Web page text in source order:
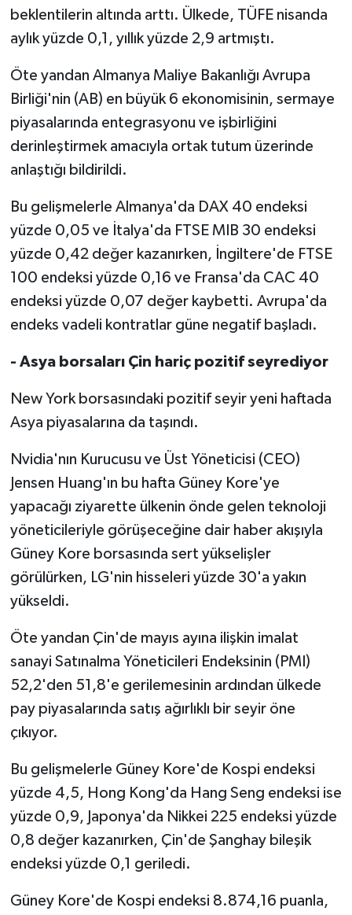
beklentilerin altında arttı. Ülkede, TÜFE nisanda
aylık yüzde 0,1, yıllık yüzde 2,9 artmıştı.
Öte yandan Almanya Maliye Bakanlığı Avrupa
Birliği'nin (AB) en büyük 6 ekonomisinin, sermaye
piyasalarında entegrasyonu ve işbirliğini
derinleştirmek amacıyla ortak tutum üzerinde
anlaştığı bildirildi.
Bu gelişmelerle Almanya'da DAX 40 endeksi
yüzde 0,05 ve İtalya'da FTSE MIB 30 endeksi
yüzde 0,42 değer kazanırken, İngiltere'de FTSE
100 endeksi yüzde 0,16 ve Fransa'da CAC 40
endeksi yüzde 0,07 değer kaybetti. Avrupa'da
endeks vadeli kontratlar güne negatif başladı.
- Asya borsaları Çin hariç pozitif seyrediyor
New York borsasındaki pozitif seyir yeni haftada
Asya piyasalarına da taşındı.
Nvidia'nın Kurucusu ve Üst Yöneticisi (CEO)
Jensen Huang'ın bu hafta Güney Kore'ye
yapacağı ziyarette ülkenin önde gelen teknoloji
yöneticileriyle görüşeceğine dair haber akışıyla
Güney Kore borsasında sert yükselişler
görülürken, LG'nin hisseleri yüzde 30'a yakın
yükseldi.
Öte yandan Çin'de mayıs ayına ilişkin imalat
sanayi Satınalma Yöneticileri Endeksinin (PMI)
52,2'den 51,8'e gerilemesinin ardından ülkede
pay piyasalarında satış ağırlıklı bir seyir öne
çıkıyor.
Bu gelişmelerle Güney Kore'de Kospi endeksi
yüzde 4,5, Hong Kong'da Hang Seng endeksi ise
yüzde 0,9, Japonya'da Nikkei 225 endeksi yüzde
0,8 değer kazanırken, Çin'de Şanghay bileşik
endeksi yüzde 0,1 geriledi.
Güney Kore'de Kospi endeksi 8.874,16 puanla,